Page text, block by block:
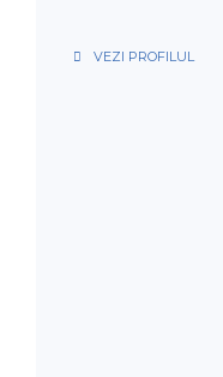
VEZI PROFILUL